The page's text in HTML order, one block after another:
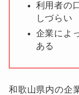
利用者の
しづらい
企業によ
ある
和歌山県内の企